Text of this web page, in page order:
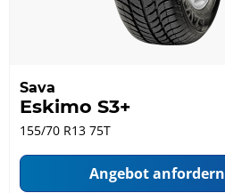
Sava
Eskimo S3+
155/70 R13 75T
Angebot anfordern